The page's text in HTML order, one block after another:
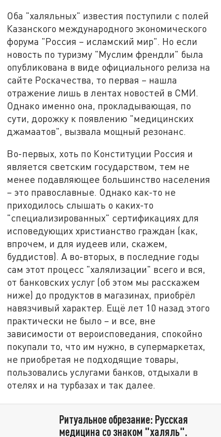
Оба "халяльных" известия поступили с полей
Казанского международного экономического
форума "Россия – исламский мир". Но если
новость по туризму "Муслим френдли" была
опубликована в виде официального релиза на
сайте Роскачества, то первая – нашла
отражение лишь в лентах новостей в СМИ.
Однако именно она, прокладывающая, по
сути, дорожку к появлению "медицинских
джамаатов", вызвала мощный резонанс.
Во-первых, хоть по Конституции Россия и
является светским государством, тем не
менее подавляющее большинство населения
– это православные. Однако как-то не
приходилось слышать о каких-то
"специализированных" сертификациях для
исповедующих христианство граждан (как,
впрочем, и для иудеев или, скажем,
буддистов). А во-вторых, в последние годы
сам этот процесс "халялизации" всего и вся,
от банковских услуг (об этом мы расскажем
ниже) до продуктов в магазинах, приобрёл
навязчивый характер. Ещё лет 10 назад этого
практически не было – и все, вне
зависимости от вероисповедания, спокойно
покупали то, что им нужно, в супермаркетах,
не приобретая не подходящие товары,
пользовались услугами банков, отдыхали в
отелях и на турбазах и так далее.
Ритуальное обрезание: Русская
медицина со знаком "халяль".